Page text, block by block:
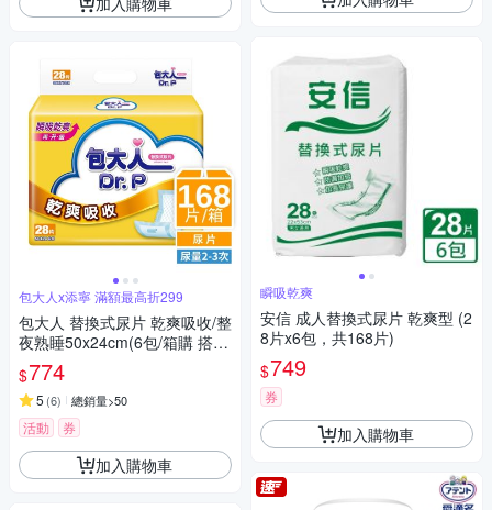
包大人x添寧 滿額最高折299
包大人 替換式尿片 乾爽吸收/整
夜熟睡50x24cm(6包/箱購 搭配
成人紙尿褲)
$774
5 (6) 總銷量>50
活動 券
加入購物車
瞬吸乾爽
安信 成人替換式尿片 乾爽型 (2
8片x6包，共168片)
$749
券
加入購物車